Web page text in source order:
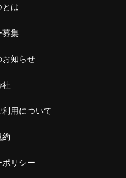
は
募集
知らせ
用について
リシー